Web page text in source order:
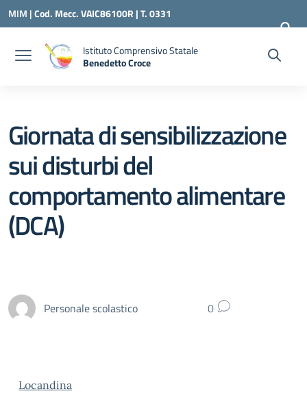
Vai ai contenuti
Vai al menu di navigazione
Vai al footer
MIM |Cod. Mecc. VAIC86100R | T. 0331
240260 | VAIC86100R@ISTRUZIONE.IT
Istituto Comprensivo Statale
Benedetto Croce
Giornata di sensibilizzazione
sui disturbi del
comportamento alimentare
(DCA)
Personale scolastico 0
Locandina